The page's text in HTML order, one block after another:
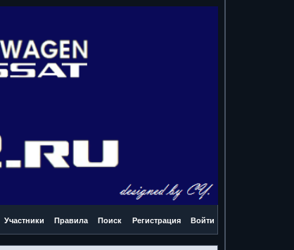
Участники Правила Поиск Регистрация Войти